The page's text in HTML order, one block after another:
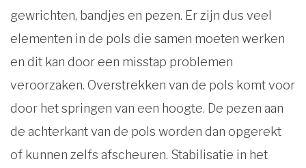
gewrichten, bandjes en pezen. Er zijn dus veel
elementen in de pols die samen moeten werken
en dit kan door een misstap problemen
veroorzaken. Overstrekken van de pols komt voor
door het springen van een hoogte. De pezen aan
de achterkant van de pols worden dan opgerekt
of kunnen zelfs afscheuren. Stabilisatie in het